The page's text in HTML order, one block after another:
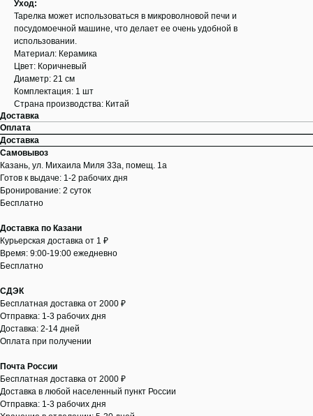
Уход:
Тарелка может использоваться в микроволновой печи и
посудомоечной машине, что делает ее очень удобной в
использовании.
Материал: Керамика
Цвет: Коричневый
Диаметр: 21 см
Комплектация: 1 шт
Страна производства: Китай
Доставка
Оплата
Доставка
Самовывоз
Казань, ул. Михаила Миля 33а, помещ. 1а
Готов к выдаче: 1-2 рабочих дня
Бронирование: 2 суток
Бесплатно
Доставка по Казани
Курьерская доставка от 1 ₽
Время: 9:00-19:00 ежедневно
Бесплатно
СДЭК
Бесплатная доставка от 2000 ₽
Отправка: 1-3 рабочих дня
Доставка: 2-14 дней
Оплата при получении
Почта России
Бесплатная доставка от 2000 ₽
Доставка в любой населенный пункт России
Отправка: 1-3 рабочих дня